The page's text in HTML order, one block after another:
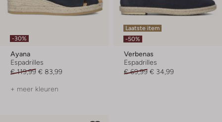
-30%
Ayana
Espadrilles
€ 119,99 € 83,99
+ meer kleuren
Laatste item
-50%
Verbenas
Espadrilles
€ 69,99 € 34,99